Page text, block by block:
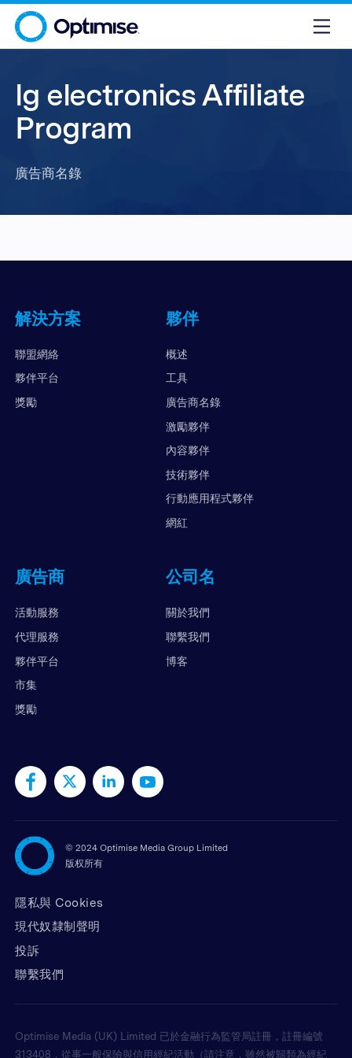
lg electronics Affiliate
Program
廣告商名錄
解決方案
聯盟網絡
夥伴平台
獎勵
夥伴
概述
工具
廣告商名錄
激勵夥伴
內容夥伴
技術夥伴
行動應用程式夥伴
網紅
廣告商
活動服務
代理服務
夥伴平台
市集
獎勵
公司名
關於我們
聯繫我們
博客
© 2024 Optimise Media Group Limited
版权所有
隱私與 Cookies
現代奴隸制聲明
投訴
聯繫我們
Optimise Media (UK) Limited 已於金融行為監管局註冊，註冊編號
313408，從事一般保險與信用經紀活動（請注意，雖然被歸類為經紀